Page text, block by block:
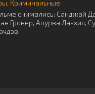
Криминальные
снимались: Санджай
Гровер, Апурва Лакхия,